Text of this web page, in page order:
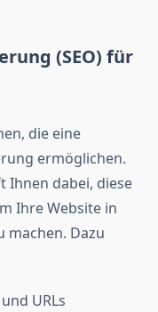
(SEO) für
die eine
ermöglichen.
Ihnen dabei, diese
Ihre Website in
machen. Dazu
URLs